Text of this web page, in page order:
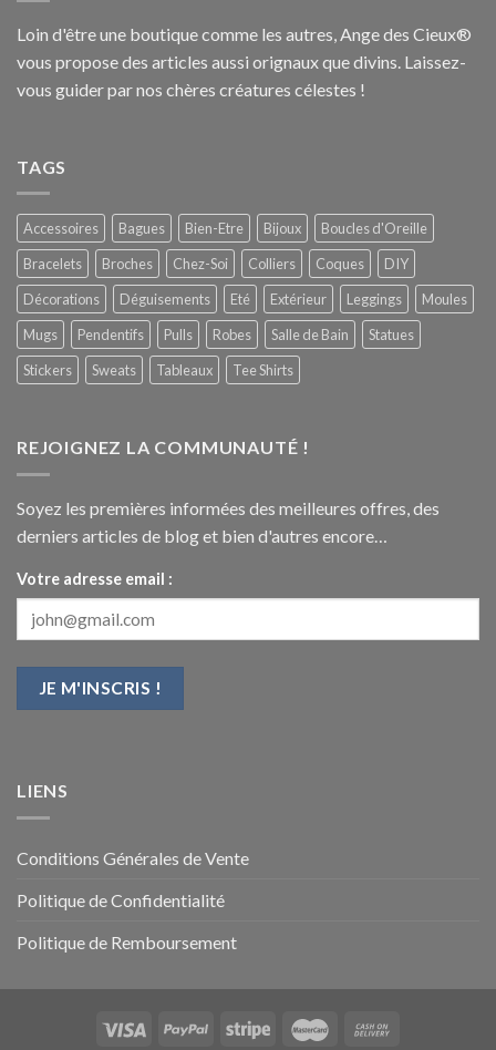
Loin d'être une boutique comme les autres, Ange des Cieux®
vous propose des articles aussi orignaux que divins. Laissez-
vous guider par nos chères créatures célestes !
TAGS
Accessoires Bagues Bien-Etre Bijoux
Boucles d'Oreille
Bracelets
Broches Chez-Soi Colliers Coques
DIY
Décorations
Déguisements Eté Extérieur Leggings
Moules
Mugs
Pendentifs Pulls Robes Salle de Bain
Statues
Stickers
Sweats Tableaux Tee Shirts
REJOIGNEZ LA COMMUNAUTÉ !
Soyez les premières informées des meilleures offres, des
derniers articles de blog et bien d'autres encore…
Votre adresse email :
LIENS
Conditions Générales de Vente
Politique de Confidentialité
Politique de Remboursement